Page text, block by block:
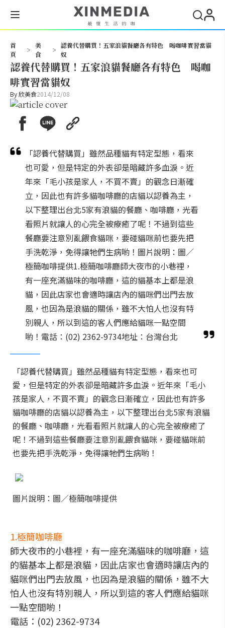
首
頁
>
美
食
>
認養代替購買！五家浪貓餐廳各有特色 喝咖啡實習當貓
奴
認養代替購買！五家浪貓餐廳各有特色 喝咖
啡實習當貓奴
By欣美食2014/12/08
「認養代替購買」雖然品種貓有特定型態，看來
也可愛，但是特定的外表卻是暗藏許多血淚。近
年來「毛小孩是家人，不買不賣」的觀念日漸確
立，因此也有許多貓咖啡廳的店貓以認養為主，
以下整理出台北5家有浪貓的餐廳、咖啡廳，光看
看照片就讓人的心完全被療癒了呢！不過到這些
餐廳要注意別亂餵食貓咪，要碰貓咪前也要先把
手洗乾淨，免得讓牠們生病喲！圖片說明：圖／
極簡咖啡提供1.極簡咖啡廳師大夜市的小巷裡，
有一座充滿貓味的咖啡廳，這的貓基本上都是浪
貓，因此店家也會適時讓店內的貓咪們出門去放
風，也因為是浪貓的關係，雖不大怕人也沒有特
別親人，所以到這的客人們應給貓咪一點空間
喲！電話：(02) 2362-9734地址：台灣台北
「認養代替購買」雖然品種貓有特定型態，看來也可
愛，但是特定的外表卻是暗藏許多血淚。近年來「毛小
孩是家人，不買不賣」的觀念日漸確立，因此也有許多
貓咖啡廳的店貓以認養為主，以下整理出台北5家有浪貓
的餐廳、咖啡廳，光看看照片就讓人的心完全被療癒了
呢！不過到這些餐廳要注意別亂餵食貓咪，要碰貓咪前
也要先把手洗乾淨，免得讓牠們生病喲！
圖片說明：圖／極簡咖啡提供
1.極簡咖啡廳
師大夜市的小巷裡，有一座充滿貓味的咖啡廳，這
的貓基本上都是浪貓，因此店家也會適時讓店內的
貓咪們出門去放風，也因為是浪貓的關係，雖不大
怕人也沒有特別親人，所以到這的客人們應給貓咪
一點空間喲！
電話：(02) 2362-9734